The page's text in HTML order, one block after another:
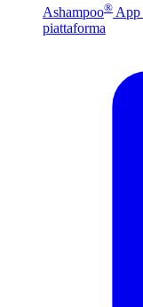
Ashampoo® App
piattaforma